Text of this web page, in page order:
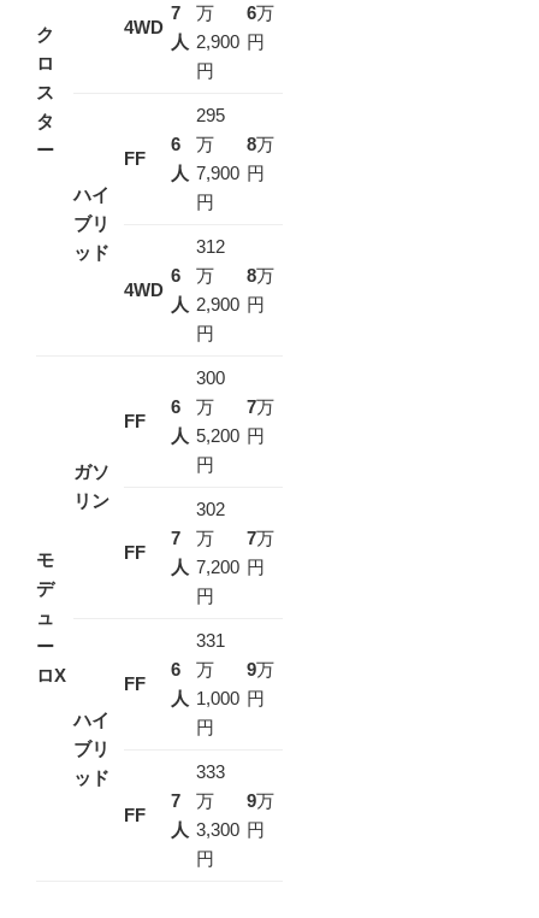
ク
ロ
ス
タ
ー
4WD
7
人
万
2,900
円
6万
円
ハイ
ブリ
ッド
FF
6
人
295
万
7,900
円
8万
円
4WD
6
人
312
万
2,900
円
8万
円
モ
デ
ュ
ー
ロX
ガソ
リン
FF
6
人
300
万
5,200
円
7万
円
FF
7
人
302
万
7,200
円
7万
円
ハイ
ブリ
ッド
FF
6
人
331
万
1,000
円
9万
円
FF
7
人
333
万
3,300
円
9万
円